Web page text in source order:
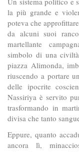
la più grande e
poteva che
da alcuni suoi
martellante
simbolo di una
piazza Alimonda,
riuscendo a portare
delle ipocrite
Nassiriya è servito
trasformando in
divisa che tanto
Eppure, quanto
ancora lì,